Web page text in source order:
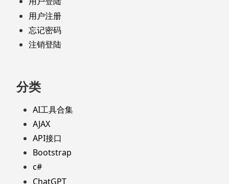
用户注册
忘记密码
注销登陆
分类
AI工具合集
AJAX
API接口
Bootstrap
c#
ChatGPT